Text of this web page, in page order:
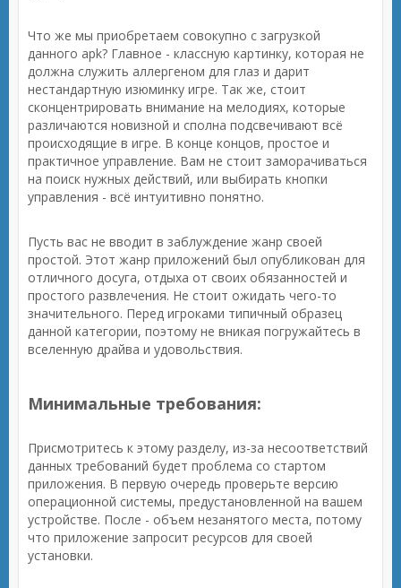
Что же мы приобретаем совокупно с загрузкой
данного apk? Главное - классную картинку, которая не
должна служить аллергеном для глаз и дарит
нестандартную изюминку игре. Так же, стоит
сконцентрировать внимание на мелодиях, которые
различаются новизной и сполна подсвечивают всё
происходящие в игре. В конце концов, простое и
практичное управление. Вам не стоит заморачиваться
на поиск нужных действий, или выбирать кнопки
управления - всё интуитивно понятно.
Пусть вас не вводит в заблуждение жанр своей
простой. Этот жанр приложений был опубликован для
отличного досуга, отдыха от своих обязанностей и
простого развлечения. Не стоит ожидать чего-то
значительного. Перед игроками типичный образец
данной категории, поэтому не вникая погружайтесь в
вселенную драйва и удовольствия.
Минимальные требования:
Присмотритесь к этому разделу, из-за несоответствий
данных требований будет проблема со стартом
приложения. В первую очередь проверьте версию
операционной системы, предустановленной на вашем
устройстве. После - объем незанятого места, потому
что приложение запросит ресурсов для своей
установки.